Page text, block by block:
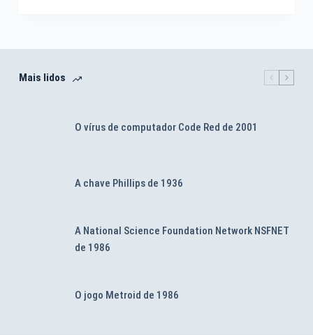
Mais lidos
O vírus de computador Code Red de 2001
A chave Phillips de 1936
A National Science Foundation Network NSFNET
de 1986
O jogo Metroid de 1986